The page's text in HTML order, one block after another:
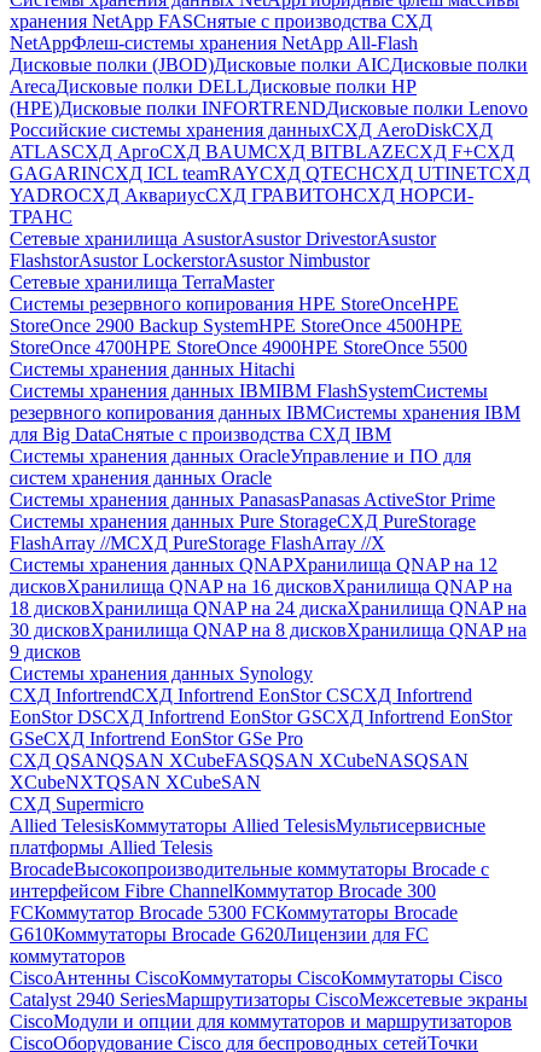
хранения NetApp FASСнятые с производства СХД
NetAppФлеш-системы хранения NetApp All-Flash
Дисковые полки (JBOD)Дисковые полки AICДисковые полки
ArecaДисковые полки DELLДисковые полки HP
(HPE)Дисковые полки INFORTRENDДисковые полки Lenovo
Российские системы хранения данныхСХД AeroDiskСХД
ATLASСХД AргоСХД BAUMСХД BITBLAZEСХД F+СХД
GAGARINСХД ICL teamRAYСХД QTECHСХД UTINETСХД
YADROСХД АквариусСХД ГРАВИТОНСХД НОРСИ-
ТРАНС
Сетевые хранилища AsustorAsustor DrivestorAsustor
FlashstorAsustor LockerstorAsustor Nimbustor
Сетевые хранилища TerraMaster
Системы резервного копирования HPE StoreOnceHPE
StoreOnce 2900 Backup SystemHPE StoreOnce 4500HPE
StoreOnce 4700HPE StoreOnce 4900HPE StoreOnce 5500
Системы хранения данных Hitachi
Системы хранения данных IBMIBM FlashSystemСистемы
резервного копирования данных IBMСистемы хранения IBM
для Big DataСнятые с производства СХД IBM
Системы хранения данных OracleУправление и ПО для
систем хранения данных Oracle
Системы хранения данных PanasasPanasas ActiveStor Prime
Системы хранения данных Pure StorageСХД PureStorage
FlashArray //MСХД PureStorage FlashArray //X
Системы хранения данных QNAPХранилища QNAP на 12
дисковХранилища QNAP на 16 дисковХранилища QNAP на
18 дисковХранилища QNAP на 24 дискаХранилища QNAP на
30 дисковХранилища QNAP на 8 дисковХранилища QNAP на
9 дисков
Системы хранения данных Synology
СХД InfortrendСХД Infortrend EonStor CSСХД Infortrend
EonStor DSСХД Infortrend EonStor GSСХД Infortrend EonStor
GSeСХД Infortrend EonStor GSe Pro
СХД QSANQSAN XCubeFASQSAN XCubeNASQSAN
XCubeNXTQSAN XCubeSAN
СХД Supermicro
Allied TelesisКоммутаторы Allied TelesisМультисервисные
платформы Allied Telesis
BrocadeВысокопроизводительные коммутаторы Brocade с
интерфейсом Fibre ChannelКоммутатор Brocade 300
FCКоммутатор Brocade 5300 FCКоммутаторы Brocade
G610Коммутаторы Brocade G620Лицензии для FC
коммутаторов
CiscoАнтенны CiscoКоммутаторы CiscoКоммутаторы Cisco
Catalyst 2940 SeriesМаршрутизаторы CiscoМежсетевые экраны
CiscoМодули и опции для коммутаторов и маршрутизаторов
CiscoОборудование Cisco для беспроводных сетейТочки